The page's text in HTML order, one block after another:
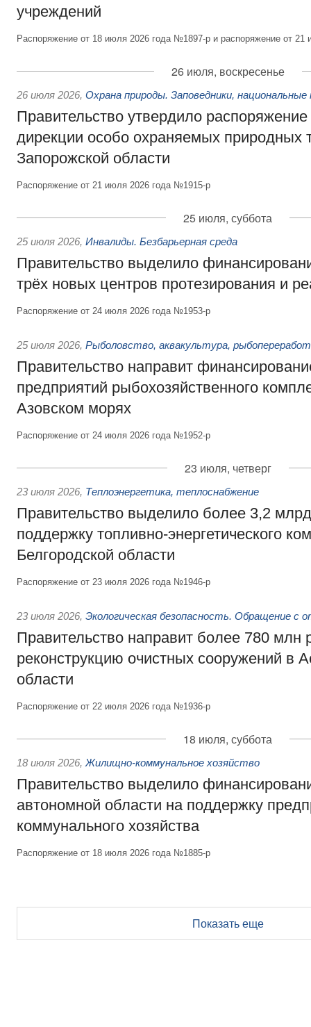
учреждений
Распоряжение от 18 июля 2026 года №1897-р и распоряжение от
26 июля, воскресенье
26 июля 2026, Охрана природы. Заповедники, национальные
Правительство утвердило
дирекции особо охраняемых природных
Запорожской области
Распоряжение от 21 июля 2026 года №1915-р
25 июля, суббота
25 июля 2026, Инвалиды. Безбарьерная среда
Правительство выделило
трёх новых центров протезирования и
Распоряжение от 24 июля 2026 года №1953-р
25 июля 2026, Рыболовство, аквакультура,
Правительство направит
предприятий рыбохозяйственного
Азовском морях
Распоряжение от 24 июля 2026 года №1952-р
23 июля, четверг
23 июля 2026, Теплоэнергетика, теплоснабжение
Правительство выделило более 3,2
поддержку топливно-энергетического
Белгородской области
Распоряжение от 23 июля 2026 года №1946-р
23 июля 2026, Экологическая безопасность. Обращение с
Правительство направит более 780 млн
реконструкцию очистных сооружений в
области
Распоряжение от 22 июля 2026 года №1936-р
18 июля, суббота
18 июля 2026, Жилищно-коммунальное хозяйство
Правительство выделило
автономной области на поддержку
коммунального хозяйства
Распоряжение от 18 июля 2026 года №1885-р
Показать еще